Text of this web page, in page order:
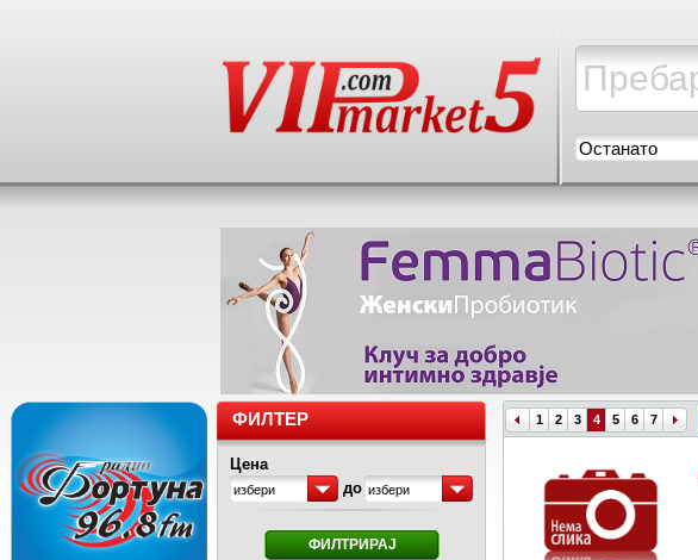
Останато
ФИЛТЕР
Цена
избери до избери
ФИЛТРИРАЈ
1 2 3 4 5 6 7